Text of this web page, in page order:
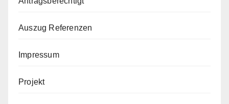
Auszug Referenzen
Impressum
Projekt